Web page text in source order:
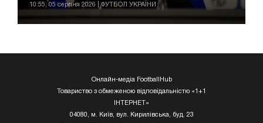
10:55, 05 серпня 2026 | ФУТБОЛ УКРАЇНИ
Онлайн-медіа FootballHub
Товариство з обмеженою відповідальністю «1+1
ІНТЕРНЕТ»
04080, м. Київ, вул. Кирилівська, буд. 23